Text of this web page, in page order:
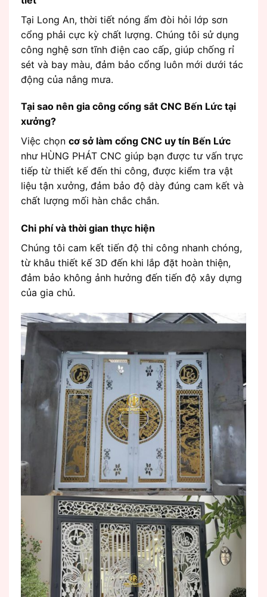
Tại Long An, thời tiết nóng ẩm đòi hỏi lớp sơn
cổng phải cực kỳ chất lượng. Chúng tôi sử dụng
công nghệ sơn tĩnh điện cao cấp, giúp chống rỉ
sét và bay màu, đảm bảo cổng luôn mới dưới tác
động của nắng mưa.
Tại sao nên gia công cổng sắt CNC Bến Lức tại
xưởng?
Việc chọn cơ sở làm cổng CNC uy tín Bến Lức
như HÙNG PHÁT CNC giúp bạn được tư vấn trực
tiếp từ thiết kế đến thi công, được kiểm tra vật
liệu tận xưởng, đảm bảo độ dày đúng cam kết và
chất lượng mối hàn chắc chắn.
Chi phí và thời gian thực hiện
Chúng tôi cam kết tiến độ thi công nhanh chóng,
từ khâu thiết kế 3D đến khi lắp đặt hoàn thiện,
đảm bảo không ảnh hưởng đến tiến độ xây dựng
của gia chủ.